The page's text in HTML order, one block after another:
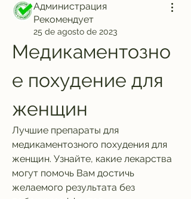
Администрация
Рекомендует
25 de agosto de 2023
Медикаментозно
е похудение для
женщин
Лучшие препараты для
медикаментозного похудения для
женщин. Узнайте, какие лекарства
могут помочь Вам достичь
желаемого результата без